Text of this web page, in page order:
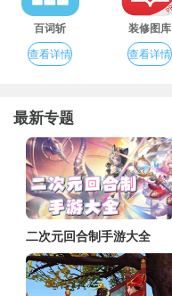
百词斩
查看详情
装修图库
查看详情
最新专题
二次元回合制手游大全